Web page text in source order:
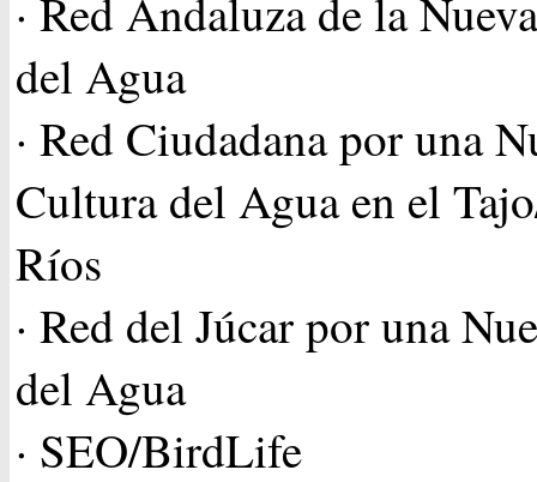
· Red Andaluza de la
del Agua
· Red Ciudadana por una
Cultura del Agua en el
Ríos
· Red del Júcar por una
del Agua
· SEO/BirdLife